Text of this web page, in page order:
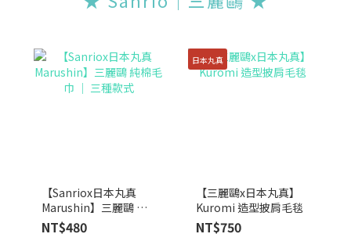
【Sanriox日本丸真
Marushin】三麗鷗 純
棉毛巾 ｜ 三種款式
NT$480
日本丸真
【三麗鷗x日本丸真】
Kuromi 造型披肩毛毯
NT$750